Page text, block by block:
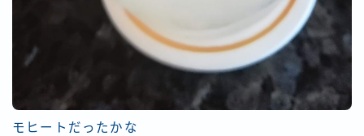
モヒートだったかな